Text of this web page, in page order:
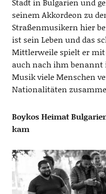
seinem Akkordeon zu
Straßenmusikern hier
ist sein Leben und das
Mittlerweile spielt er mit
auch nach ihm
Musik viele Menschen
Nationalitäten
BoykosHeimat
kam